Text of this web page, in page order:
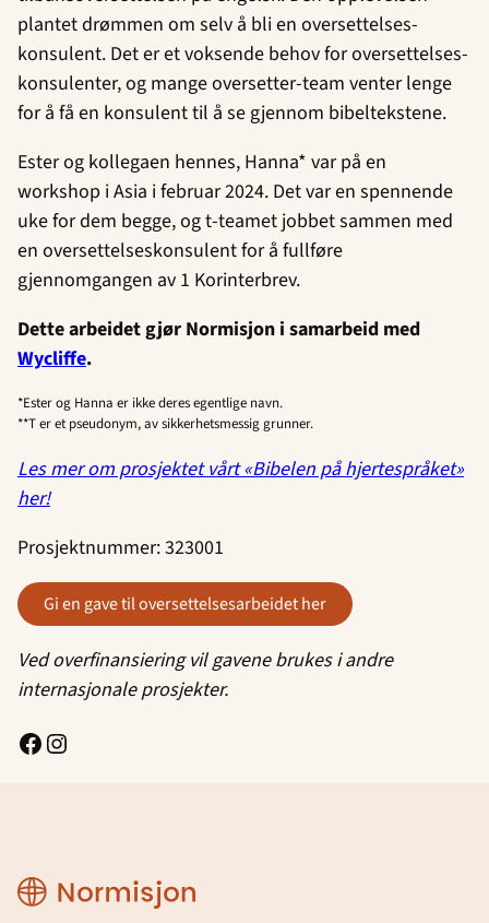
plantet drømmen om selv å bli en oversettelses-
konsulent. Det er et voksende behov for oversettelses-
konsulenter, og mange oversetter-team venter lenge
for å få en konsulent til å se gjennom bibeltekstene.
Ester og kollegaen hennes, Hanna* var på en
workshop i Asia i februar 2024. Det var en spennende
uke for dem begge, og t-teamet jobbet sammen med
en oversettelseskonsulent for å fullføre
gjennomgangen av 1 Korinterbrev.
Dette arbeidet gjør Normisjon i samarbeid med
Wycliffe.
*Ester og Hanna er ikke deres egentlige navn.
**T er et pseudonym, av sikkerhetsmessig grunner.
Les mer om prosjektet vårt «Bibelen på hjertespråket»
her!
Prosjektnummer: 323001
gi en gave til oversettelsesarbeidet her
Ved overfinansiering vil gavene brukes i andre
internasjonale prosjekter.
Facebook
Instagram
Normisjon